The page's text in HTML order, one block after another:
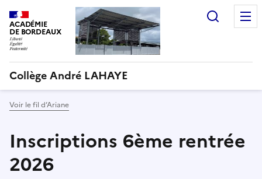
ACADÉMIE
DE BORDEAUX
Collège André LAHAYE
Voir le fil d’Ariane
Inscriptions 6ème rentrée
2026